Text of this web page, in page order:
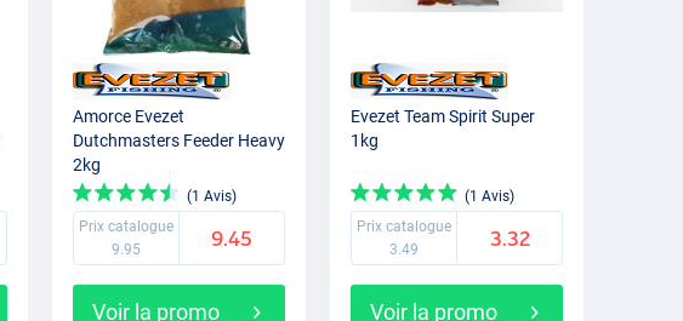
Amorce Evezet
Dutchmasters Feeder Heavy
2kg
(1 Avis)
Prix catalogue
9.95
9.45
Voir la promo
Evezet Team Spirit Super
1kg
(1 Avis)
Prix catalogue
3.49
3.32
Voir la promo